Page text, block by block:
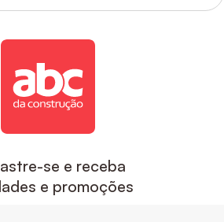
se e receba
e promoções